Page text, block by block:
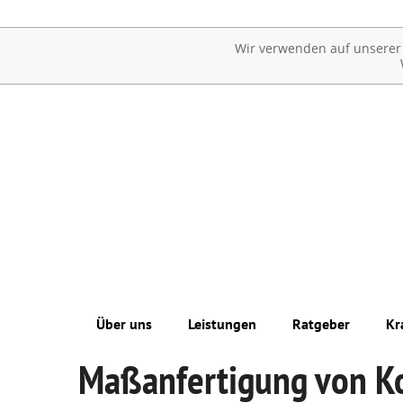
Wir verwenden auf
Über uns
Unsere Philosophie
Leistungen
Übersicht
Ratgeber
Erkrankungen im Alter
Maßanfertigung von